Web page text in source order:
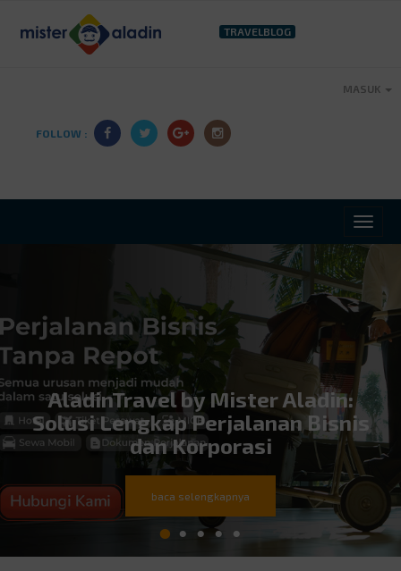
TRAVELBLOG
FOLLOW :
MASUK
AladinTravel by Mister Aladin:
Solusi Lengkap Perjalanan Bisnis
dan Korporasi
baca selengkapnya